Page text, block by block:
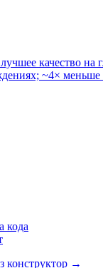
качество на
~4×
кода
конструктор →